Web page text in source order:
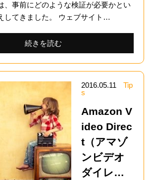
、事前にどのような検証が必要かとい
してきました。 ウェブサイト…
続きを読む
2016.05.11
Tip
s
Amazon V
ideo Direc
t（アマゾ
ンビデオ
ダイレ…